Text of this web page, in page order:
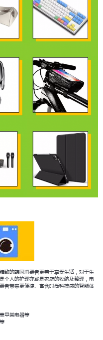
致的韩国消费者更善于享受生活，对于生
个人的护理亦或是家庭的收纳及整理，电
者带来更便捷、富含时尚科技感的智能体
甲类电器等